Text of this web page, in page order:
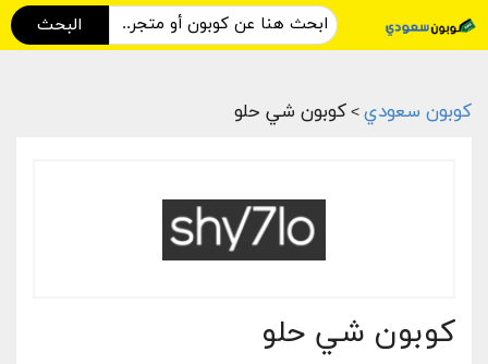
البحث
كوبون سعودي > كوبون شي حلو
كوبون شي حلو